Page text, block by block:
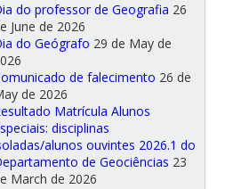
do professor de Geografia 26
June de 2026
do Geógrafo 29 de May de
de falecimento 26 de
de 2026
Matrícula Alunos
disciplinas
alunos ouvintes 2026.1 do
de Geociências 23
March de 2026